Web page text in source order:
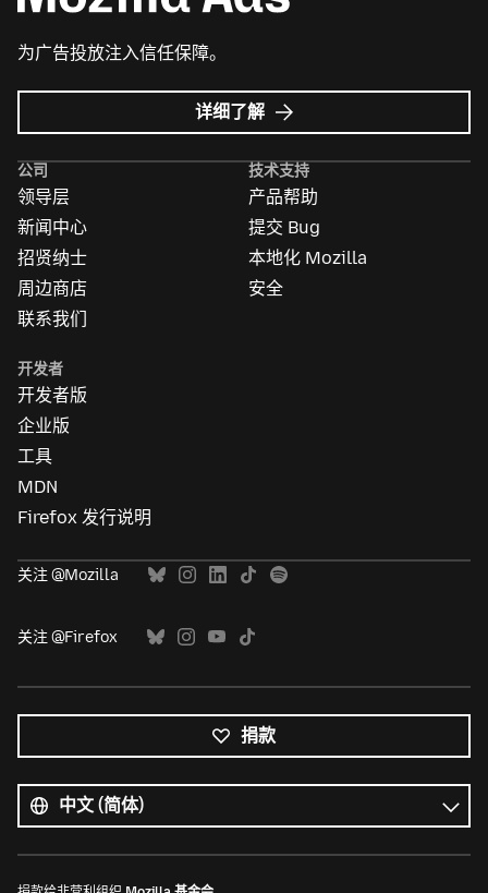
为广告投放注入信任保障。
详细了解 Mozilla
广
公司
领导层
新闻中心
招贤纳士
周边商店
联系我们
技术支持
产品帮助
提交 Bug
本地化 Mozilla
安全
开发者
开发者版
企业版
工具
MDN
Firefox 发行说明
关注 @Mozilla
关注 @Firefox
捐款
有
语
言
语
言